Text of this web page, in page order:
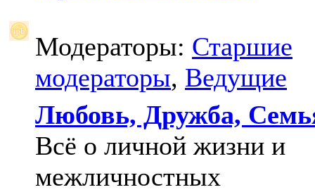
Модераторы: Старшие
модераторы, Ведущие
Любовь, Дружба,
Всё о личной жизни и
межличностных